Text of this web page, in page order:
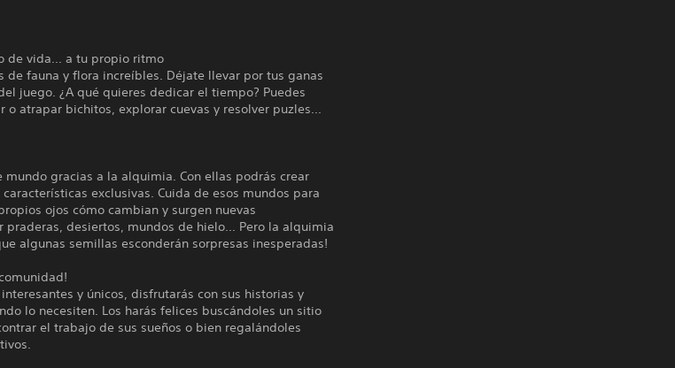
de vida... a tu propio ritmo
de fauna y flora increíbles. Déjate llevar por tus ganas
juego. ¿A qué quieres dedicar el tiempo? Puedes
o atrapar bichitos, explorar cuevas y resolver puzles...
gracias a la alquimia. Con ellas podrás crear
exclusivas. Cuida de esos mundos para
ojos cómo cambian y surgen nuevas
praderas, desiertos, mundos de hielo... Pero la alquimia
algunas semillas esconderán sorpresas inesperadas!
y únicos, disfrutarás con sus historias y
lo necesiten. Los harás felices buscándoles un sitio
el trabajo de sus sueños o bien regalándoles